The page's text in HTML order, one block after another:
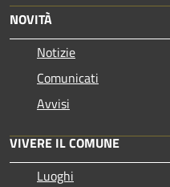
NOVITÀ
Notizie
Comunicati
Avvisi
VIVERE IL COMUNE
Luoghi